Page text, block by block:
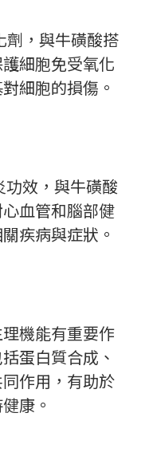
劑，與牛磺酸搭
護細胞免受氧化
細胞的損傷。
效，與牛磺酸
血管和腦部健
疾病與症狀。
機能有重要作
蛋白質合成、
作用，有助於
康。